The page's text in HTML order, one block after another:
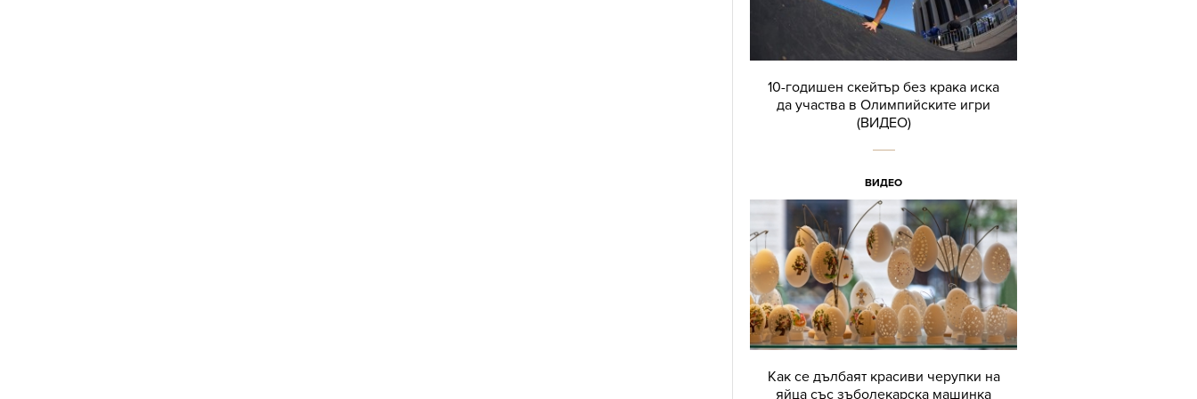
10-годишен скейтър без крака иска
да участва в Олимпийските игри
(ВИДЕО)
ВИДЕО
Как се дълбаят красиви черупки на
яйца със зъболекарска машинка